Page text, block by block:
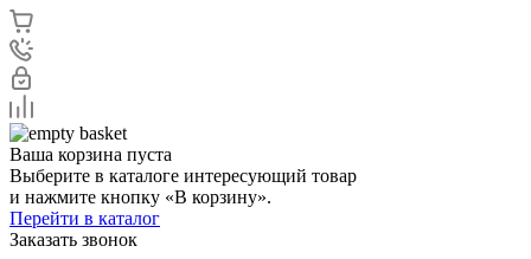
Ваша корзина пуста
Выберите в каталоге интересующий товар
и нажмите кнопку «В корзину».
Перейти в каталог
Заказать звонок